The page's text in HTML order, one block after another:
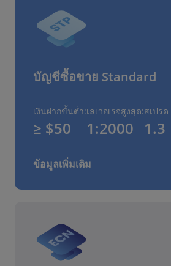
บัญชีซื้อขาย Standard
เงินฝากขั้นต่ำ:
≥ $50
เลเวอเรจสูงสุด:
1:2000
สเปร
1.3
ข้อมูลเพิ่มเติม